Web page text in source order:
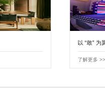
以 “敢” 为
了解更多